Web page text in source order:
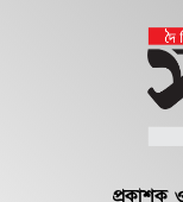
প্রকাশক